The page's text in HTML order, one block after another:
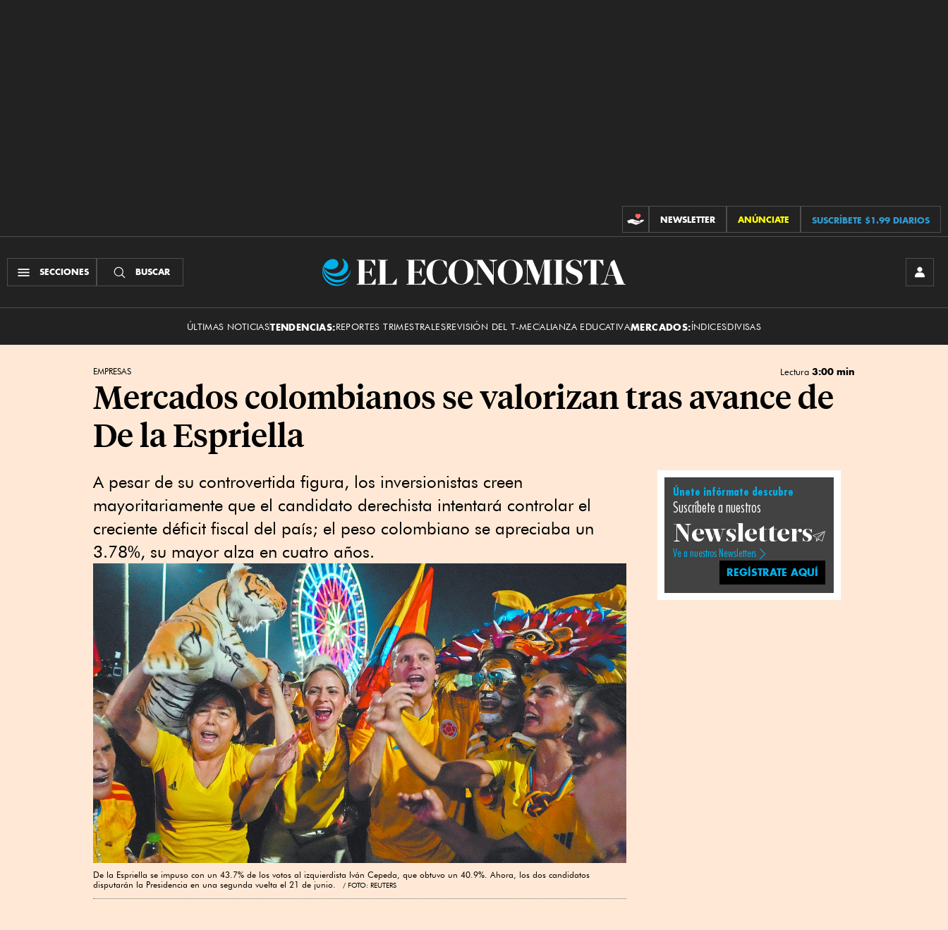
CONTRIBUCIONES
NEWSLETTER ANÚNCIATE SUSCRÍBETE $1.99 DIARIOS
SECCIONES BUSCAR
El
ÚLTIMAS NOTICIASTENDENCIAS:REPORTES TRIMESTRALESREVISIÓN DEL T-MECALIANZA EDUCATIVAMERCADOS:ÍNDICESDIVISAS
EMPRESAS Lectura 3:00 min
Mercados colombianos se valorizan tras avance de
De la Espriella
A pesar de su controvertida figura, los inversionistas creen
mayoritariamente que el candidato derechista intentará controlar el
creciente déficit fiscal del país; el peso colombiano se apreciaba un
3.78%, su mayor alza en cuatro años.
De la Espriella se impuso con un 43.7% de los votos al izquierdista Iván Cepeda, que obtuvo un 40.9%. Ahora, los dos candidatos
disputarán la Presidencia en una segunda vuelta el 21 de junio.
FOTO: REUTERS
Únete infórmate descubre
Suscríbete a nuestros
Newsletters
Ve a nuestros Newsletters
REGÍSTRATE AQUÍ